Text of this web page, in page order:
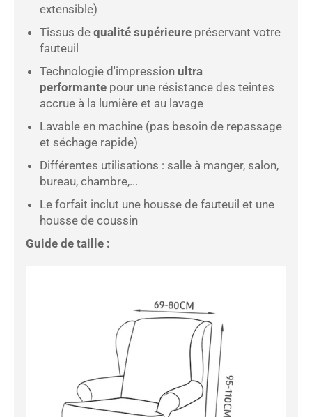
extensible)
Tissus de qualité supérieure préservant votre
fauteuil
Technologie d'impression ultra
performante pour une résistance des teintes
accrue à la lumière et au lavage
Lavable en machine (pas besoin de repassage
et séchage rapide)
Différentes utilisations : salle à manger, salon,
bureau, chambre,...
Le forfait inclut une housse de fauteuil et une
housse de coussin
Guide de taille :